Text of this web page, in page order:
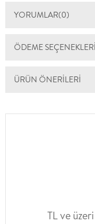
YORUMLAR(0)
ÖDEME SEÇENEKLERI
ÜRÜN ÖNERILERI
TL ve